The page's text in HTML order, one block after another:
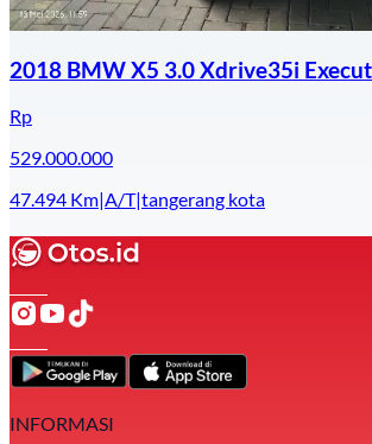
2018 BMW X5 3.0 Xdrive35i
Rp
529.000.000
47.494 Km|A/T|tangerang kota
INFORMASI